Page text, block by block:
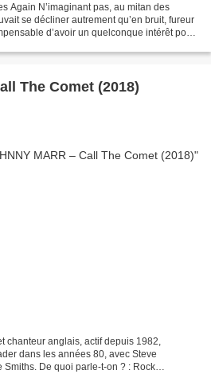
Again N’imaginant pas, au mitan des
se décliner autrement qu’en bruit, fureur
d’avoir un quelconque intérêt pour
The Comet (2018)
chanteur anglais, actif depuis 1982,
dans les années 80, avec Steve
Smiths. De quoi parle-t-on ? : Rock